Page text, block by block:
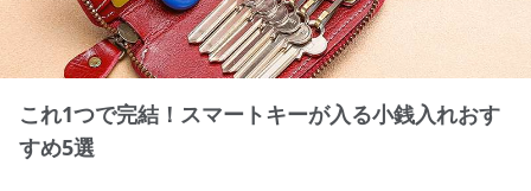
これ1つで完結！スマートキーが入る小銭入れおす
すめ5選